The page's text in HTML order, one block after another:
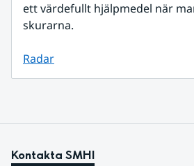
ett värdefullt hjälpmedel när
skurarna.
Radar
Kontakta SMHI